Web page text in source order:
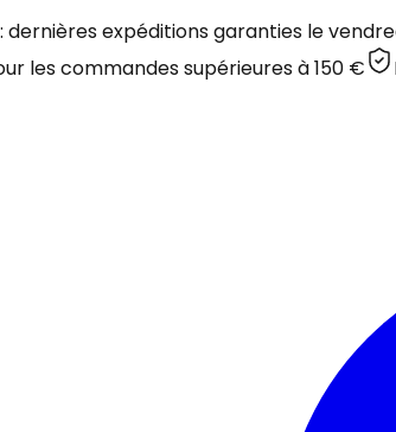
expéditions garanties le
les commandes supérieures à 150 €